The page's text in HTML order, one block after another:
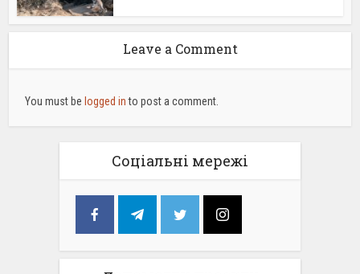
Leave a Comment
You must be logged into post a comment.
Соціальні мережі